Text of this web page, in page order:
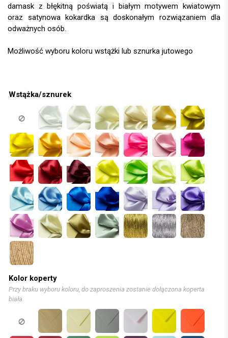
damask z błękitną poświatą i białym motywem kwiatowym
oraz satynowa kokardka są doskonałym rozwiązaniem dla
odważnych osób.
Wstążka/sznurek
Kolor koperty
Przy braku wyboru koloru, do zaproszenia zostanie dołączona koperta
biała.